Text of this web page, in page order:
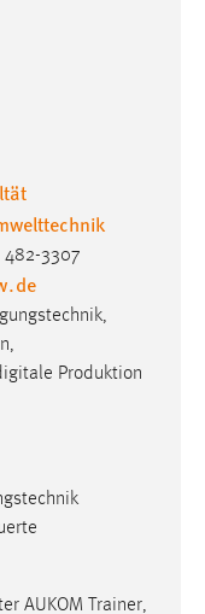
482-3307
.de
Produktion
AUKOM Trainer,